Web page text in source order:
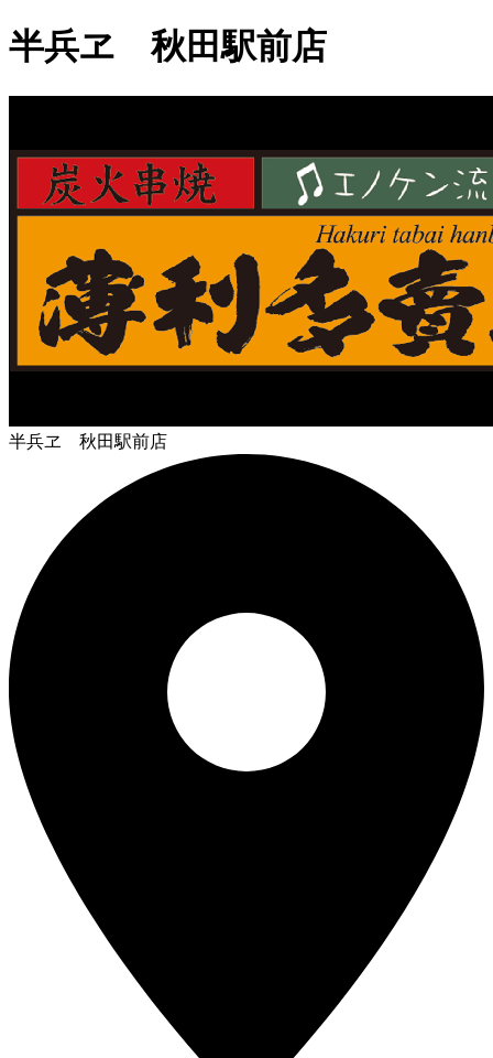
半兵ヱ 秋田駅前店
半兵ヱ 秋田駅前店